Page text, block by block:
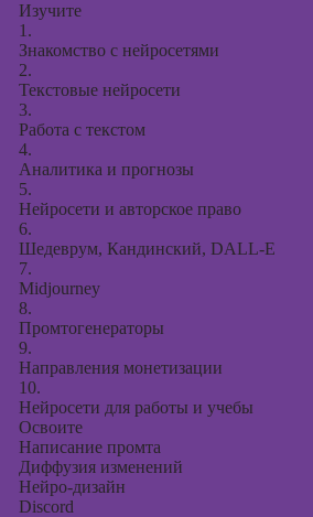
Изучите
1.
Знакомство с нейросетями
2.
Текстовые нейросети
3.
Работа с текстом
4.
Аналитика и прогнозы
5.
Нейросети и авторское право
6.
Шедеврум, Кандинский, DALL-E
7.
Midjourney
8.
Промтогенераторы
9.
Направления монетизации
10.
Нейросети для работы и учебы
Освоите
Написание промта
Диффузия изменений
Нейро-дизайн
Discord